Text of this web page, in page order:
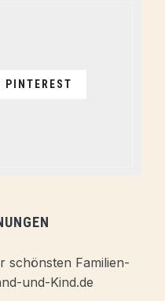
PINTEREST